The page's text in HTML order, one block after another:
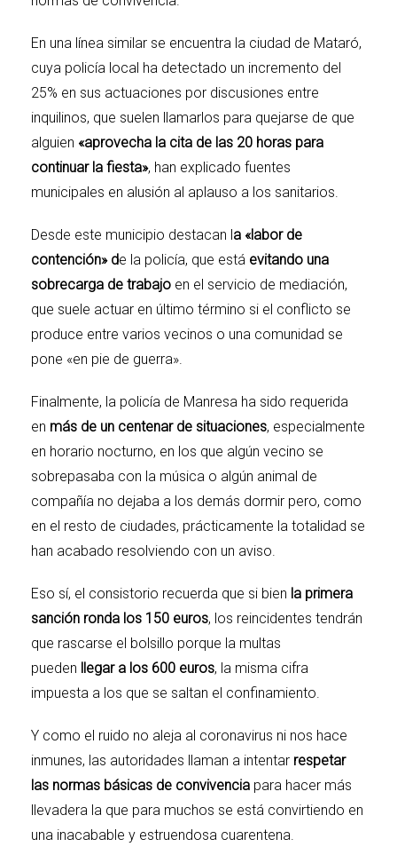
En una línea similar se encuentra la ciudad de Mataró,
cuya policía local ha detectado un incremento del
25% en sus actuaciones por discusiones entre
inquilinos, que suelen llamarlos para quejarse de que
alguien «aprovecha la cita de las 20 horas para
continuar la fiesta», han explicado fuentes
municipales en alusión al aplauso a los sanitarios.
Desde este municipio destacan la «labor de
contención» de la policía, que está evitando una
sobrecarga de trabajo en el servicio de mediación,
que suele actuar en último término si el conflicto se
produce entre varios vecinos o una comunidad se
pone «en pie de guerra».
Finalmente, la policía de Manresa ha sido requerida
en más de un centenar de situaciones, especialmente
en horario nocturno, en los que algún vecino se
sobrepasaba con la música o algún animal de
compañía no dejaba a los demás dormir pero, como
en el resto de ciudades, prácticamente la totalidad se
han acabado resolviendo con un aviso.
Eso sí, el consistorio recuerda que si bien la primera
sanción ronda los 150 euros, los reincidentes tendrán
que rascarse el bolsillo porque la multas
pueden llegar a los 600 euros, la misma cifra
impuesta a los que se saltan el confinamiento.
Y como el ruido no aleja al coronavirus ni nos hace
inmunes, las autoridades llaman a intentar respetar
las normas básicas de convivencia para hacer más
llevadera la que para muchos se está convirtiendo en
una inacabable y estruendosa cuarentena.